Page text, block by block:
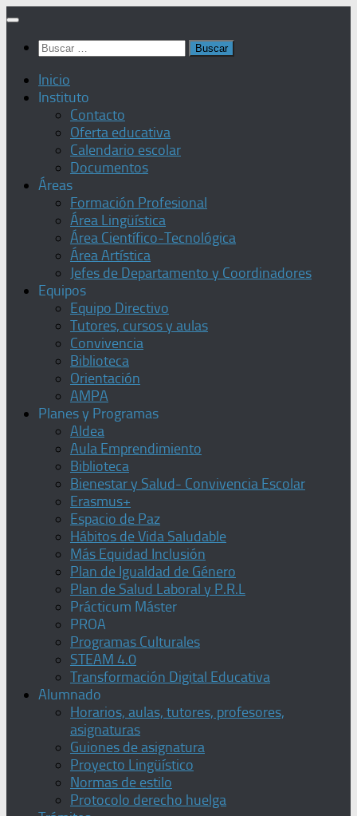
Saltar
contenido
Buscar:
Inicio
Instituto
Contacto
Oferta educativa
Calendario escolar
Documentos
Áreas
Formación Profesional
Área Lingüística
Área Científico-Tecnológica
Área Artística
Jefes de Departamento y Coordinadores
Equipos
Equipo Directivo
Tutores, cursos y aulas
Convivencia
Biblioteca
Orientación
AMPA
Planes y Programas
Aldea
Aula Emprendimiento
Biblioteca
Bienestar y Salud- Convivencia Escolar
Erasmus+
Espacio de Paz
Hábitos de Vida Saludable
Más Equidad Inclusión
Plan de Igualdad de Género
Plan de Salud Laboral y P.R.L
Prácticum Máster
PROA
Programas Culturales
STEAM 4.0
Transformación Digital Educativa
Alumnado
Horarios, aulas, tutores, profesores,
asignaturas
Guiones de asignatura
Proyecto Lingüístico
Normas de estilo
Protocolo derecho huelga